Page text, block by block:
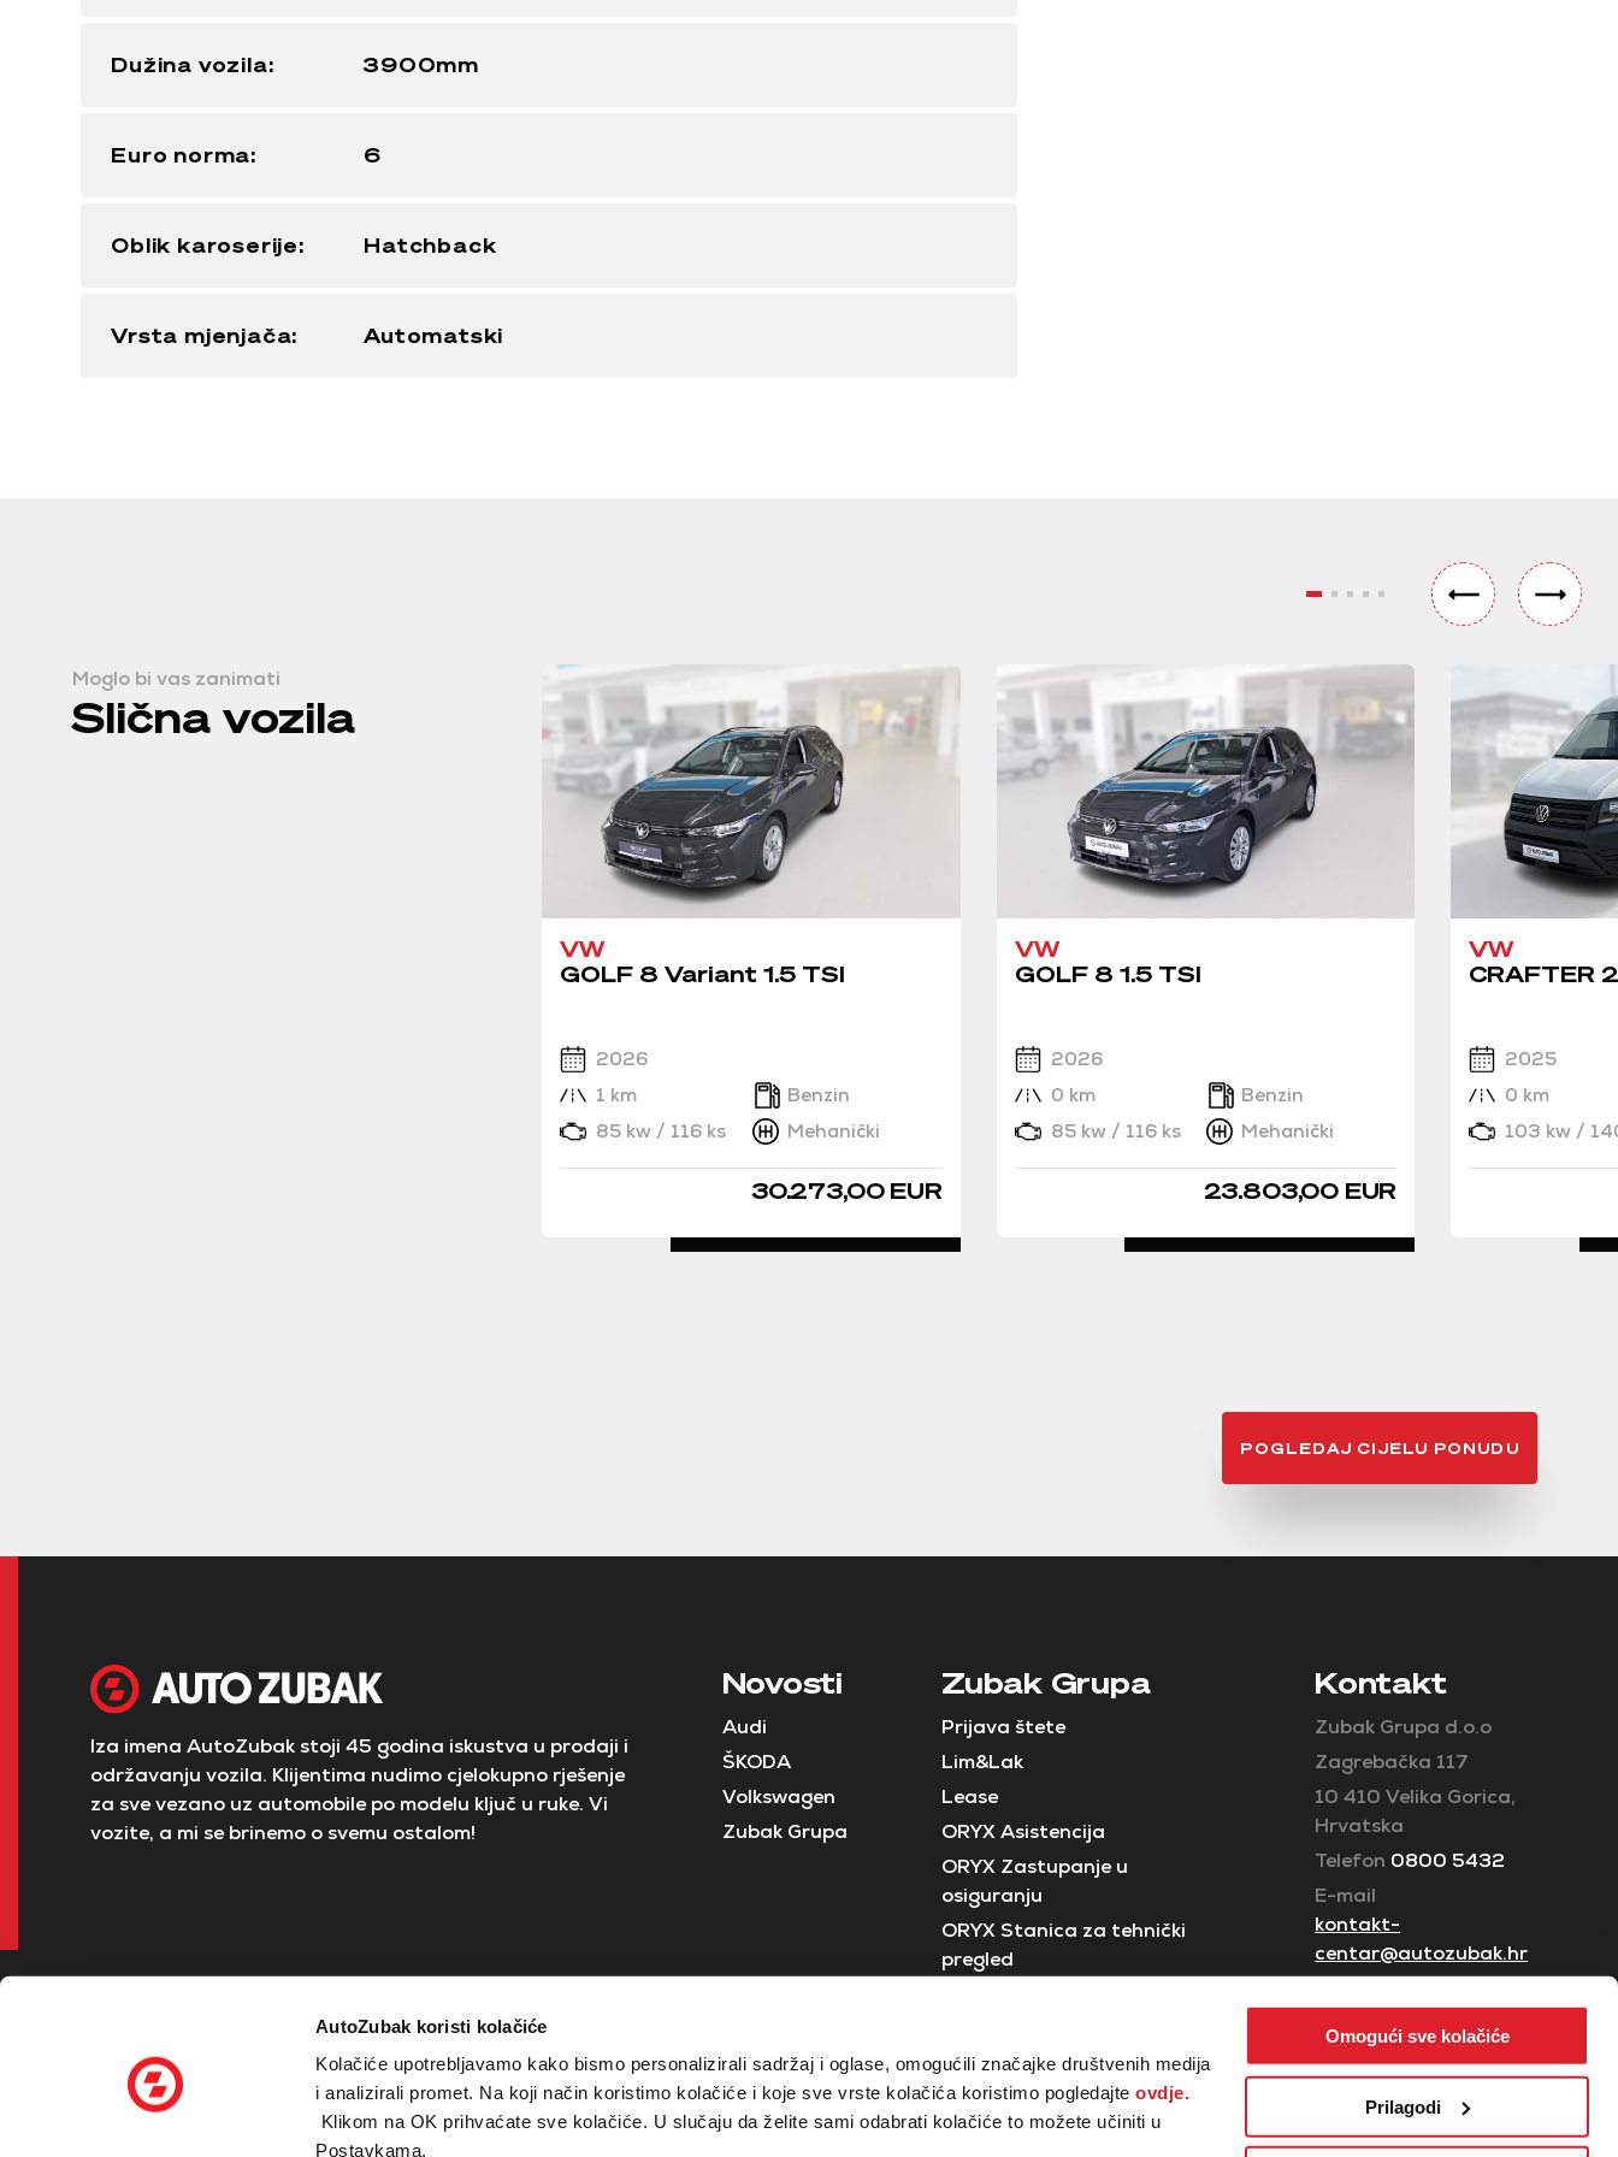
AutoZubak koristi kolačiće
Kolačiće upotrebljavamo kako bismo personalizirali sadržaj i oglase, omogućili značajke društvenih medija
i analizirali promet. Na koji način koristimo kolačiće i koje sve vrste kolačića koristimo pogledajteovdje.
Klikom na OK prihvaćate sve kolačiće. U slučaju da želite sami odabrati kolačiće to možete učiniti u
Postavkama.
Omogući sve kolačiće
Prilagodi
Dužina vozila: 3900mm
Euro norma: 6
Oblik karoserije: Hatchback
Vrsta mjenjača: Automatski
Moglo bi vas zanimati
Slična vozila
VW
GOLF 8 Variant 1.5 TSI
2026
1 km
Benzin
85 kw / 116 ks
Mehanički
30.273,00 EUR
VW
GOLF 8 1.5 TSI
2026
0 km
Benzin
85 kw / 116 ks
Mehanički
23.803,00 EUR
VW
CRAFTER
2025
0 km
103 kw /
POGLEDAJ CIJELU PONUDU
Iza imena AutoZubak stoji 45 godina iskustva u prodaji i
održavanju vozila. Klijentima nudimo cjelokupno rješenje
za sve vezano uz automobile po modelu ključ u ruke. Vi
vozite, a mi se brinemo o svemu ostalom!
Novosti
Audi
ŠKODA
Volkswagen
Zubak Grupa
Zubak Grupa
Prijava štete
Lim&Lak
Lease
ORYX Asistencija
ORYX Zastupanje u
osiguranju
ORYX Stanica za tehnički
pregled
Kontakt
Zubak Grupa d.o.o
Zagrebačka 117
10 410 Velika Gorica,
Hrvatska
Telefon 0800 5432
E-mail
kontakt-
centar@autozubak.hr
© 2026 Zubak Grupa - sva prava pridržana Izjava o zaštiti privatnosti Opći uvjeti poslovanja